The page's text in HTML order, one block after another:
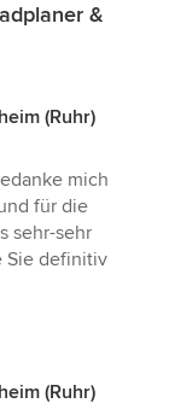
&
(Ruhr)
mich
für die
sehr-sehr
Sie definitiv
(Ruhr)